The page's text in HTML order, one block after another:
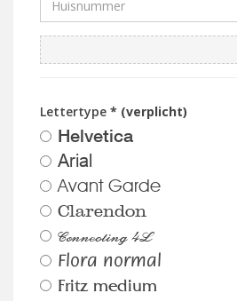
Lettertype * (verplicht)
Helvetica
Arial
Avant Garde
Clarendon
Connecting 4L
Flora normal
Fritz medium